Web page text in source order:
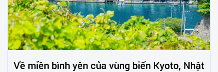
Về miền bình yên của vùng biển Kyoto, Nhật